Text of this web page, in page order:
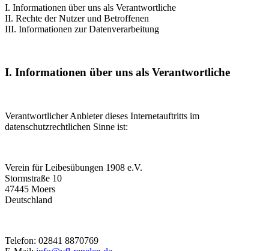
I. Informationen über uns als Verantwortliche
II. Rechte der Nutzer und Betroffenen
III. Informationen zur Datenverarbeitung
I. Informationen über uns als Verantwortliche
Verantwortlicher Anbieter dieses Internetauftritts im
datenschutzrechtlichen Sinne ist:
Verein für Leibesübungen 1908 e.V.
Stormstraße 10
47445 Moers
Deutschland
Telefon: 02841 8870769